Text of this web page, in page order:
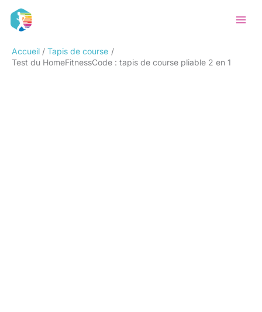
Accueil
Tapis de course
Test du HomeFitnessCode : tapis de course pliable 2 en 1
Rechercher